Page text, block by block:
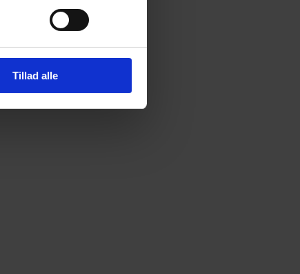
Tillad alle